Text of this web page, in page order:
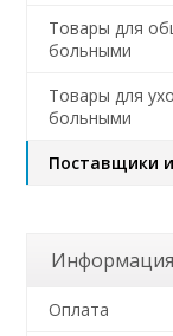
Товары для
больными
Товары для
больными
Поставщики
Информация
Оплата